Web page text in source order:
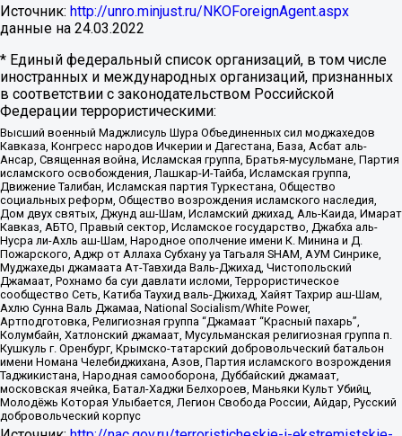
Источник: http://unro.minjust.ru/NKOForeignAgent.aspx
данные на 24.03.2022
* Единый федеральный список организаций, в том числе
иностранных и международных организаций, признанных
в соответствии с законодательством Российской
Федерации террористическими:
Высший военный Маджлисуль Шура Объединенных сил моджахедов
Кавказа, Конгресс народов Ичкерии и Дагестана, База, Асбат аль-
Ансар, Священная война, Исламская группа, Братья-мусульмане, Партия
исламского освобождения, Лашкар-И-Тайба, Исламская группа,
Движение Талибан, Исламская партия Туркестана, Общество
социальных реформ, Общество возрождения исламского наследия,
Дом двух святых, Джунд аш-Шам, Исламский джихад, Аль-Каида, Имарат
Кавказ, АБТО, Правый сектор, Исламское государство, Джабха аль-
Нусра ли-Ахль аш-Шам, Народное ополчение имени К. Минина и Д.
Пожарского, Аджр от Аллаха Субхану уа Тагьаля SHAM, АУМ Синрике,
Муджахеды джамаата Ат-Тавхида Валь-Джихад, Чистопольский
Джамаат, Рохнамо ба суи давлати исломи, Террористическое
сообщество Сеть, Катиба Таухид валь-Джихад, Хайят Тахрир аш-Шам,
Ахлю Сунна Валь Джамаа, National Socialism/White Power,
Артподготовка, Религиозная группа “Джамаат “Красный пахарь”,
Колумбайн, Хатлонский джамаат, Мусульманская религиозная группа п.
Кушкуль г. Оренбург, Крымско-татарский добровольческий батальон
имени Номана Челебиджихана, Азов, Партия исламского возрождения
Таджикистана, Народная самооборона, Дуббайский джамаат,
московская ячейка, Батал-Хаджи Белхороев, Маньяки Культ Убийц,
Молодёжь Которая Улыбается, Легион Свобода России, Айдар, Русский
добровольческий корпус